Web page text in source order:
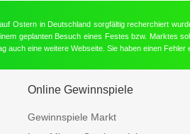
Ostern in Deutschland sorgfältig recherchiert
geplanten Besuch eines Festes bzw. Marktes
auch eine weitere Webseite. Sie haben einen Fehler
Online Gewinnspiele
Gewinnspiele Markt